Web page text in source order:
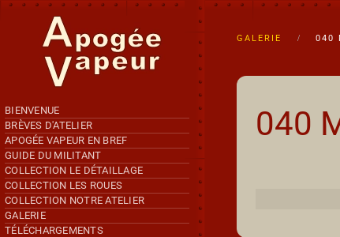
Accéder au contenu principal
BIENVENUE
BRÈVES D'ATELIER
APOGÉE VAPEUR EN BREF
GUIDE DU MILITANT
COLLECTION LE DÉTAILLAGE
COLLECTION LES ROUES
COLLECTION NOTRE ATELIER
GALERIE
TÉLÉCHARGEMENTS
GALERIE 040
040